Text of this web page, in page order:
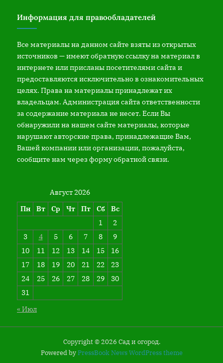
Информация для правообладателей
Все материалы на данном сайте взяты из открытых
источников — имеют обратную ссылку на материал в
интернете или присланы посетителями сайта и
предоставляются исключительно в ознакомительных
целях. Права на материалы принадлежат их
владельцам. Администрация сайта ответственности
за содержание материала не несет. Если Вы
обнаружили на нашем сайте материалы, которые
нарушают авторские права, принадлежащие Вам,
Вашей компании или организации, пожалуйста,
сообщите нам через форму обратной связи.
Август 2026
Пн
Вт Ср Чт Пт Сб
Вс
1
2
3
4 5 6 7 8
9
10
11 12 13 14 15
16
17
18 19 20 21 22
23
24
25 26 27 28 29
30
31
« Июл
Copyright © 2026 Сад и огород.
Powered byPressBook News WordPress theme